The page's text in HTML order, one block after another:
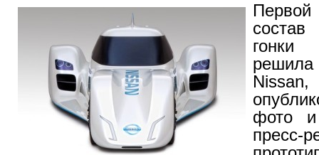
Первой
гонки
Nissan,
фото и
пресс-